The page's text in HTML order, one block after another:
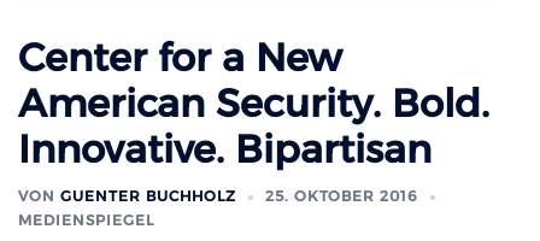
Center for a New
American Security. Bold.
Innovative. Bipartisan
VON GUENTER BUCHHOLZ
25. OKTOBER 2016
MEDIENSPIEGEL